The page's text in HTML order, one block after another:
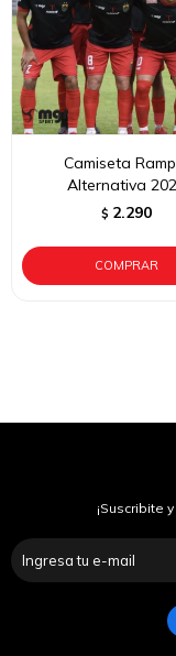
Camiseta
Alternativa
$ 2.290
¡Suscribite